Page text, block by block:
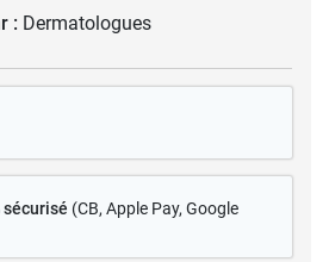
: Dermatologues
sécurisé (CB, Apple Pay, Google